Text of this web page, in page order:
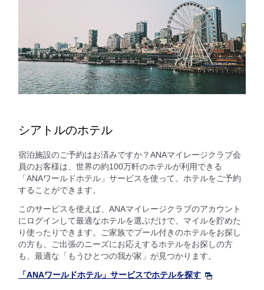
シアトルのホテル
宿泊施設のご予約はお済みですか？ANAマイレージクラブ会
員のお客様は、世界の約100万軒のホテルが利用できる
「ANAワールドホテル」サービスを使って、ホテルをご予約
することができます。
このサービスを使えば、ANAマイレージクラブのアカウント
にログインして最適なホテルを選ぶだけで、マイルを貯めた
り使ったりできます。ご家族でプール付きのホテルをお探し
の方も、ご出張のニーズにお応えするホテルをお探しの方
も、最適な「もうひとつの我が家」が見つかります。
「ANAワールドホテル」サービスでホテルを探す